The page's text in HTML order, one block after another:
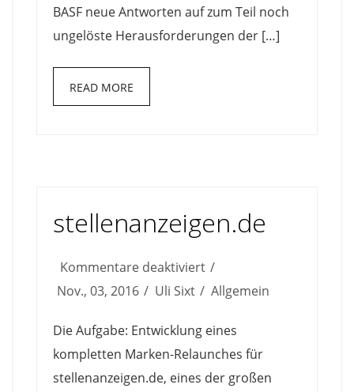
BASF neue Antworten auf zum Teil noch
ungelöste Herausforderungen der […]
READ MORE
stellenanzeigen.de
Kommentare deaktiviertfür
stellenanzeigen.de
Nov., 03, 2016 Uli Sixt Allgemein
Die Aufgabe: Entwicklung eines
kompletten Marken-Relaunches für
stellenanzeigen.de, eines der großen